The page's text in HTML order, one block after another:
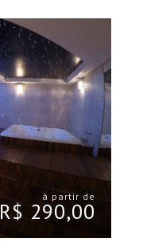
à partir de
R$ 290,00